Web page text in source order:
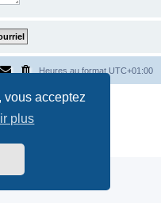
vous acceptez
plus
Heures au format UTC+01:00
© phpBB Limited
fr.com
Français